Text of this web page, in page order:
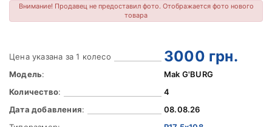
Внимание! Продавец не предоставил фото. Отображается фото нового
товара
Цена указана за 1 колесо 3000 грн.
Модель:
Mak G'BURG
Количество:
4
Дата добавления:
08.08.26